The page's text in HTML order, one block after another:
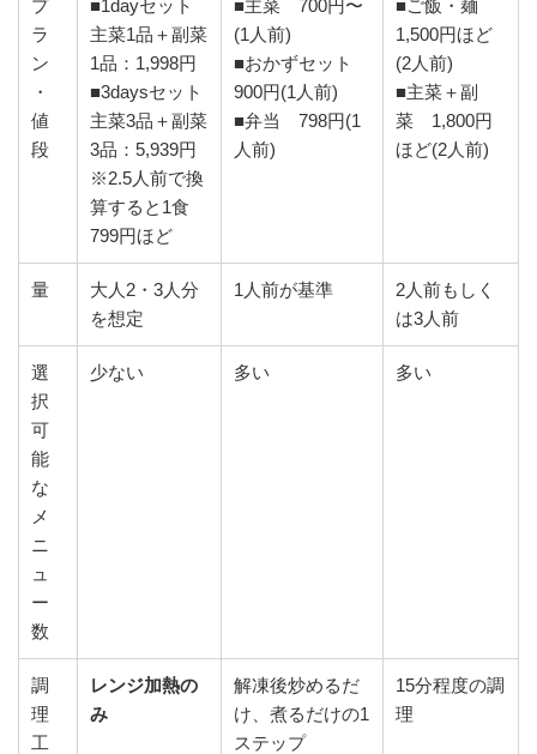
プ
ラ
ン
・
値
段
■1dayセット
主菜1品＋副菜
1品：1,998円
■3daysセット
主菜3品＋副菜
3品：5,939円
※2.5人前で換
算すると1食
799円ほど
■主菜 700円〜
(1人前)
■おかずセット
900円(1人前)
■弁当 798円(1
人前)
■ご飯・麺
1,500円ほど
(2人前)
■主菜＋副
菜 1,800円
ほど(2人前)
量
大人2・3人分
を想定
1人前が基準
2人前もしく
は3人前
選
択
可
能
な
メ
ニ
ュ
ー
数
少ない 多い 多い
調
理
工
レンジ加熱の
み
解凍後炒めるだ
け、煮るだけの1
ステップ
15分程度の調
理